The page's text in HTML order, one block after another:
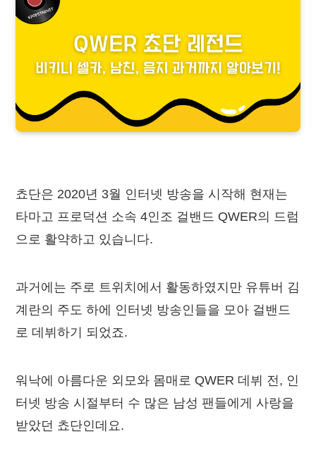
쵸단은 2020년 3월 인터넷 방송을 시작해 현재는
타마고 프로덕션 소속 4인조 걸밴드 QWER의 드럼
으로 활약하고 있습니다.
과거에는 주로 트위치에서 활동하였지만 유튜버 김
계란의 주도 하에 인터넷 방송인들을 모아 걸밴드
로 데뷔하기 되었죠.
워낙에 아름다운 외모와 몸매로 QWER 데뷔 전, 인
터넷 방송 시절부터 수 많은 남성 팬들에게 사랑을
받았던 쵸단인데요.